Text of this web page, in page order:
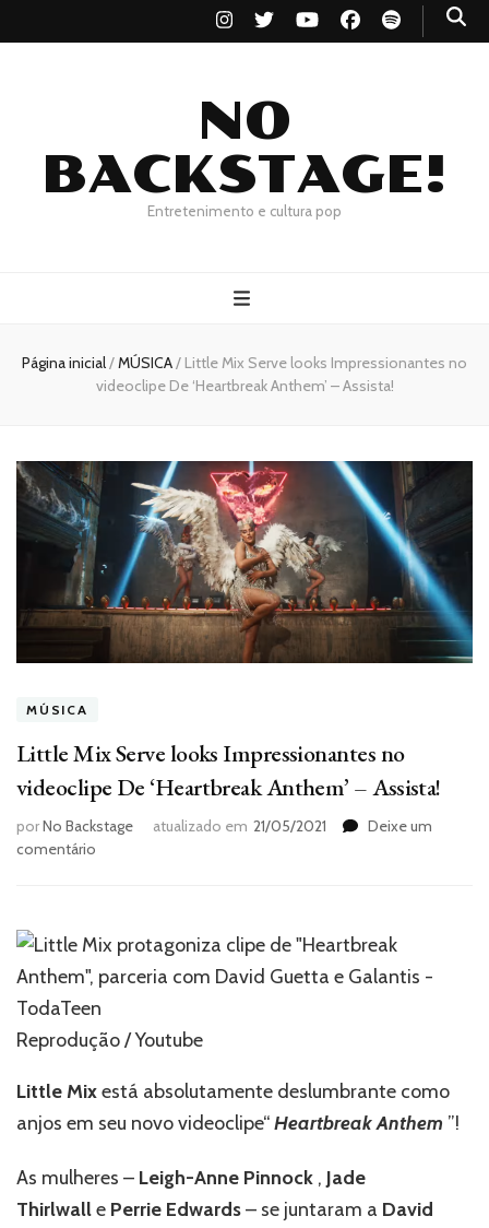
NO
BACKSTAGE!
Entretenimento e cultura pop
Página inicial/MÚSICA/ Little Mix Serve looks Impressionantes no
videoclipe De ‘Heartbreak Anthem’ – Assista!
MÚSICA
Little Mix Serve looks Impressionantes no
videoclipe De ‘Heartbreak Anthem’ – Assista!
porNo Backstage atualizado em 21/05/2021
Deixe um
comentário
looks
Impressionantes
no
videoclipe
De
‘Heartbreak
–
Assista!
Reprodução / Youtube
Little Mixestá absolutamente deslumbrante como
anjos em seu novo videoclipe“Heartbreak Anthem ”!
As mulheres – Leigh-Anne Pinnock , Jade
Thirlwalle Perrie Edwards– se juntaram a David